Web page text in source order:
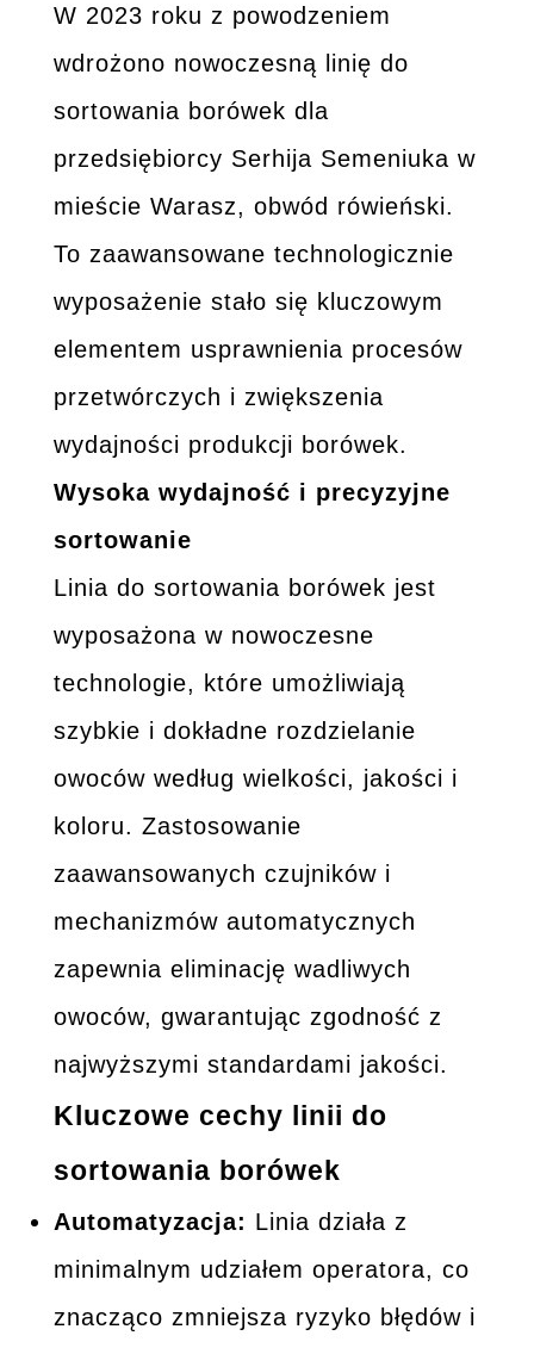
W 2023 roku z powodzeniem
wdrożono nowoczesną linię do
sortowania borówek dla
przedsiębiorcy Serhija Semeniuka w
mieście Warasz, obwód rówieński.
To zaawansowane technologicznie
wyposażenie stało się kluczowym
elementem usprawnienia procesów
przetwórczych i zwiększenia
wydajności produkcji borówek.
Wysoka wydajność i precyzyjne
sortowanie
Linia do sortowania borówek jest
wyposażona w nowoczesne
technologie, które umożliwiają
szybkie i dokładne rozdzielanie
owoców według wielkości, jakości i
koloru. Zastosowanie
zaawansowanych czujników i
mechanizmów automatycznych
zapewnia eliminację wadliwych
owoców, gwarantując zgodność z
najwyższymi standardami jakości.
Kluczowe cechy linii do
sortowania borówek
Automatyzacja: Linia działa z
minimalnym udziałem operatora, co
znacząco zmniejsza ryzyko błędów i